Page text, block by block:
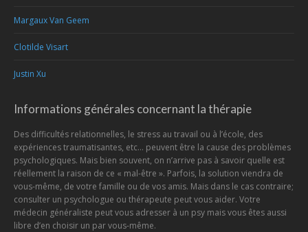
Margaux Van Geem
Clotilde Visart
Justin Xu
Informations générales concernant la thérapie
Des difficultés relationnelles, le stress au travail ou à l’école, des
expériences traumatisantes, etc… peuvent être la cause des problèmes
psychologiques. Mais bien souvent, on n’arrive pas à savoir quelle est
réellement la raison de ce « mal-être ». Parfois, la solution viendra de
vous-même, de votre famille ou de vos amis. Mais dans le cas contraire;
consulter un psychologue ou thérapeute peut vous aider. Votre
médecin généraliste peut vous adresser à un psy mais vous êtes aussi
libre d’en choisir un par vous-même.